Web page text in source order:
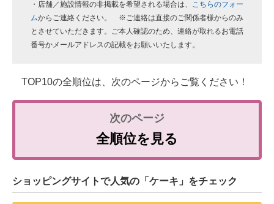
・店舗／施設情報の非掲載を希望される場合は、 こちらのフォー
ムからご連絡ください。 ※ご連絡は直接のご関係者様からのみ
とさせていただきます。ご本人確認のため、連絡が取れるお電話
番号かメールアドレスの記載をお願いいたします。
TOP10の全順位は、次のページからご覧ください！
全順位を見る
ショッピングサイトで人気の「ケーキ」をチェック